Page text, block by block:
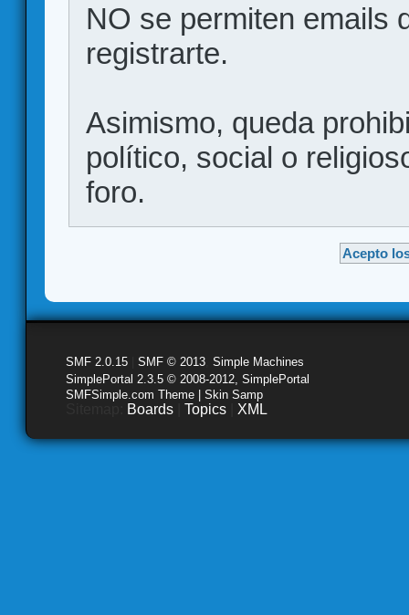
NO se permiten emails
registrarte.
Asimismo, queda
político, social o
foro.
SMF 2.0.15 SMF © 2013 Simple Machines
SimplePortal 2.3.5 © 2008-2012, SimplePortal
SMFSimple.com Theme | Skin Samp
Boards Topics XML